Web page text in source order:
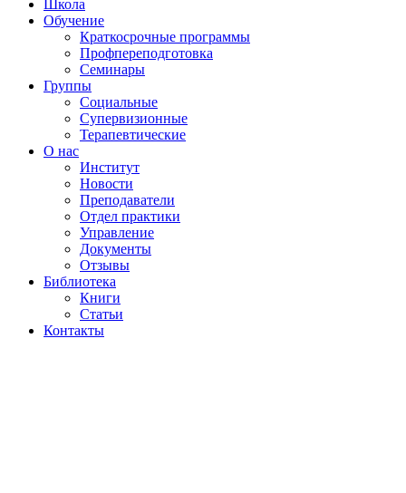
Школа
Обучение
Краткосрочные программы
Профпереподготовка
Семинары
Группы
Социальные
Супервизионные
Терапевтические
О нас
Институт
Новости
Преподаватели
Отдел практики
Управление
Документы
Отзывы
Библиотека
Книги
Статьи
Контакты